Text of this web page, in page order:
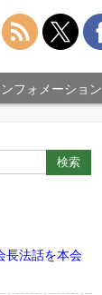
フォメーション
長法話を本会